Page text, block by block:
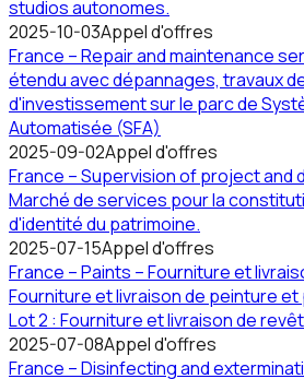
studios autonomes.
2025-10-03Appel d'offres
France – Repair and maintenance
étendu avec dépannages, travaux
d'investissement sur le parc de
Automatisée (SFA)
2025-09-02Appel d'offres
France – Supervision of project and
Marché de services pour la
d'identité du patrimoine.
2025-07-15Appel d'offres
France – Paints – Fourniture et
Fourniture et livraison de peinture
Lot 2 : Fourniture et livraison de
2025-07-08Appel d'offres
France – Disinfecting and